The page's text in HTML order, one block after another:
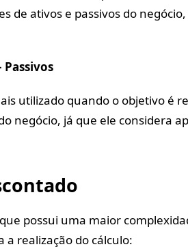
de ativos e passivos do
utilizado quando o objetivo é
negócio, já que ele considera
possui uma maior
realização do cálculo: